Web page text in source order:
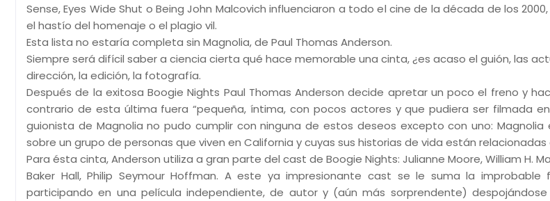
Sense, Eyes Wide Shut o Being John Malcovich influenciaron a todo el cine de la década de los
el hastío del homenaje o el plagio vil.
Esta lista no estaría completa sin Magnolia, de Paul Thomas Anderson.
Siempre será difícil saber a ciencia cierta qué hace memorable una cinta, ¿es acaso el guión, las
dirección, la edición, la fotografía.
Después de la exitosa Boogie Nights Paul Thomas Anderson decide apretar un poco el freno y
contrario de esta última fuera “pequeña, íntima, con pocos actores y que pudiera ser filmada en
guionista de Magnolia no pudo cumplir con ninguna de estos deseos excepto con uno: Magnolia
sobre un grupo de personas que viven en California y cuyas sus historias de vida están relacionadas
Para ésta cinta, Anderson utiliza a gran parte del cast de Boogie Nights: Julianne Moore, William H.
Baker Hall, Philip Seymour Hoffman. A este ya impresionante cast se le suma la improbable
participando en una película independiente, de autor y (aún más sorprendente)